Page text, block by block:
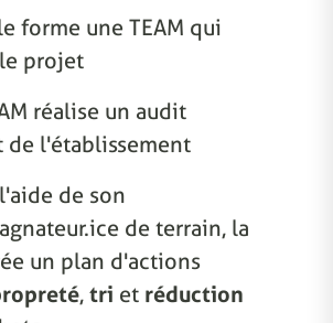
forme une TEAM qui
projet
réalise un audit
de l'établissement
de son
de terrain, la
un plan d'actions
, tri et réduction